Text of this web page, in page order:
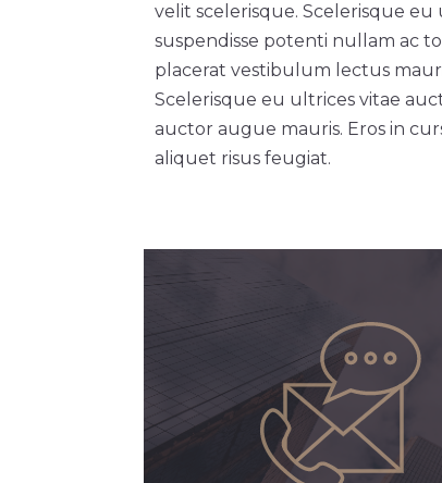
velit scelerisque. Scelerisque
suspendisse potenti nullam ac
placerat vestibulum lectus
Scelerisque eu ultrices vitae
auctor augue mauris. Eros in
aliquet risus feugiat.